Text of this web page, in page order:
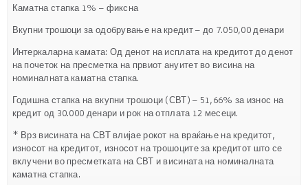
Каматна стапка 1% – фиксна
Вкупни трошоци за одобрување на кредит – до 7.050,00 денари
Интеркаларна камата: Од денот на исплата на кредитот до денот
на почеток на пресметка на првиот ануитет во висина на
номиналната каматна стапка.
Годишна стапка на вкупни трошоци (СВТ) – 51,66% за износ на
кредит од 30.000 денари и рок на отплата 12 месеци.
* Врз висината на СВТ влијае рокот на враќање на кредитот,
износот на кредитот, износот на трошоците за кредитот што се
вклучени во пресметката на СВТ и висината на номиналната
каматна стапка.